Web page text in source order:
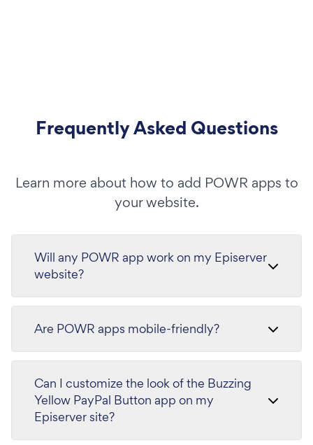
Frequently Asked Questions
Learn more about how to add POWR apps to
your website.
Will any POWR app work on my Episerver
website?
Are POWR apps mobile-friendly?
Can I customize the look of the Buzzing
Yellow PayPal Button app on my
Episerver site?